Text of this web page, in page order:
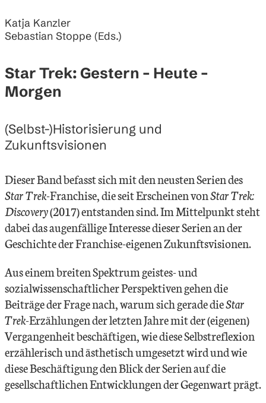
Katja Kanzler
Sebastian Stoppe (Eds.)
Star Trek: Gestern – Heute –
Morgen
(Selbst-)Historisierung und
Zukunftsvisionen
Dieser Band befasst sich mit den neusten Serien des
Star Trek-Franchise, die seit Erscheinen vonStar Trek:
Discovery(2017) entstanden sind. Im Mittelpunkt steht
dabei das augenfällige Interesse dieser Serien an der
Geschichte der Franchise-eigenen Zukunftsvisionen.
Aus einem breiten Spektrum geistes- und
sozialwissenschaftlicher Perspektiven gehen die
Beiträge der Frage nach, warum sich gerade dieStar
Trek-Erzählungen der letzten Jahre mit der (eigenen)
Vergangenheit beschäftigen, wie diese Selbstreflexion
erzählerisch und ästhetisch umgesetzt wird und wie
diese Beschäftigung den Blick der Serien auf die
gesellschaftlichen Entwicklungen der Gegenwart prägt.